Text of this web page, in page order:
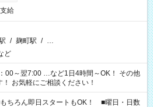
給
/ 麹町駅 / …
ど
～翌7:00 …など1日4時間～OK！ その他
お気軽にご相談ください！
ちろん即日スタートもOK！ ■曜日・日数